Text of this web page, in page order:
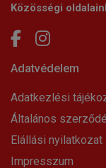
Közösségi
Adatvédelem
Adatkezlési
Általános
Elállási nyilatkozat
Impresszum